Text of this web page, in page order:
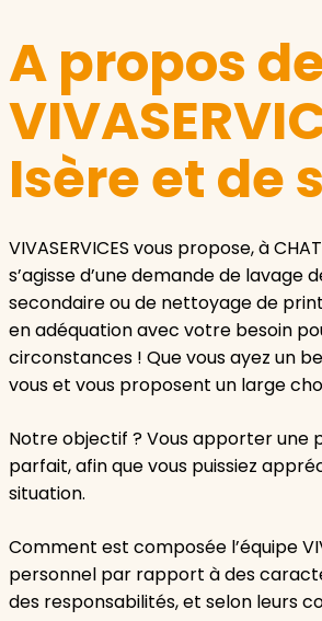
A propos
Isère et de
VIVASERVICES vous propose, à
s’agisse d’une demande de
secondaire ou de nettoyage de
en adéquation avec votre besoin
circonstances ! Que vous ayez un
vous et vous proposent un large
Notre objectif ? Vous apporter une
parfait, afin que vous puissiez
situation.
Comment est composée l’équipe
personnel par rapport à des
des responsabilités, et selon leurs